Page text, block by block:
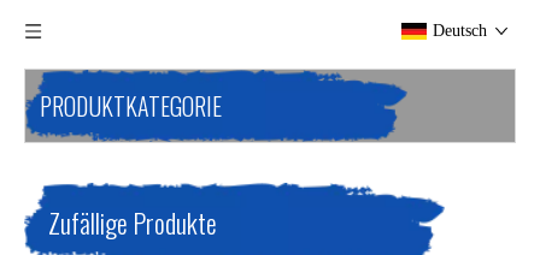
Deutsch
PRODUKTKATEGORIE
Zufällige Produkte